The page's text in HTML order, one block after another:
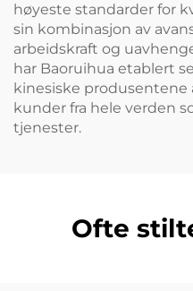
høyeste standarder for
sin kombinasjon av
arbeidskraft og
har Baoruihua etablert
kinesiske
kunder fra hele verden
tjenester.
Ofte